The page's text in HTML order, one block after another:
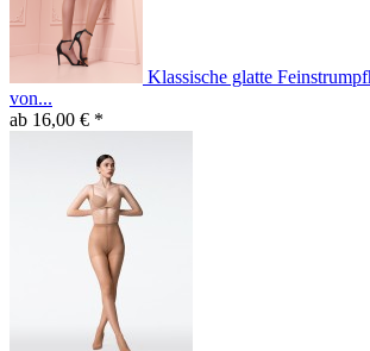
Klassische glatte
von...
ab 16,00 € *